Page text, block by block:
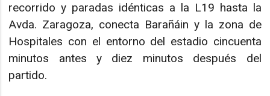
recorrido y paradas idénticas a la L19 hasta la
Avda. Zaragoza, conecta Barañáin y la zona de
Hospitales con el entorno del estadio cincuenta
minutos antes y diez minutos después del
partido.